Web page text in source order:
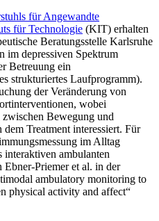
für Angewandte
für Technologie (KIT) erhalten
Beratungsstelle Karlsruhe
im depressiven Spektrum
Betreuung ein
strukturiertes Laufprogramm).
der Veränderung von
wobei
zwischen Bewegung und
Treatment interessiert. Für
im Alltag
interaktiven ambulanten
Priemer et al. in der
ambulatory monitoring to
physical activity and affect“